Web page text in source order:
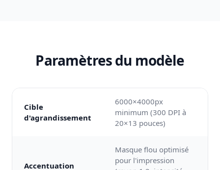
Paramètres du modèle
Cible
d'agrandissement
6000×4000px
minimum (300 DPI à
20×13 pouces)
Accentuation
Masque flou optimisé
pour l'impression